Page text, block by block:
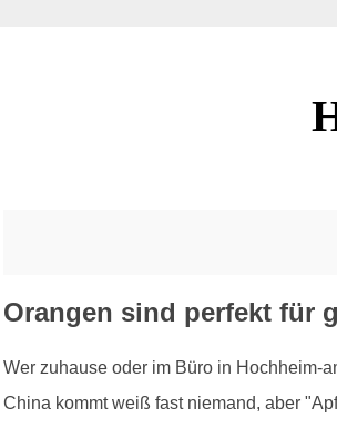
Orangen sind perfekt für
Wer zuhause oder im Büro in Hochheim-
China kommt weiß fast niemand, aber